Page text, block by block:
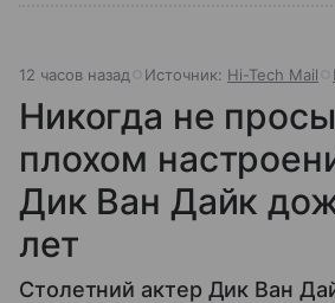
12 часов назад Источник: Hi-Tech Mail
Никогда не
плохом
Дик Ван Дайк
лет
Столетний актер Дик Ван